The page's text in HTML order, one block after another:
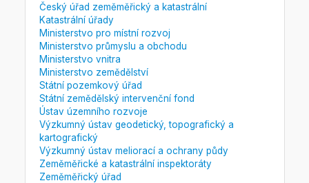
Český úřad zeměměřický a katastrální
Katastrální úřady
Ministerstvo pro místní rozvoj
Ministerstvo průmyslu a obchodu
Ministerstvo vnitra
Ministerstvo zemědělství
Státní pozemkový úřad
Státní zemědělský intervenční fond
Ústav územního rozvoje
Výzkumný ústav geodetický, topografický a
kartografický
Výzkumný ústav meliorací a ochrany půdy
Zeměměřické a katastrální inspektoráty
Zeměměřický úřad